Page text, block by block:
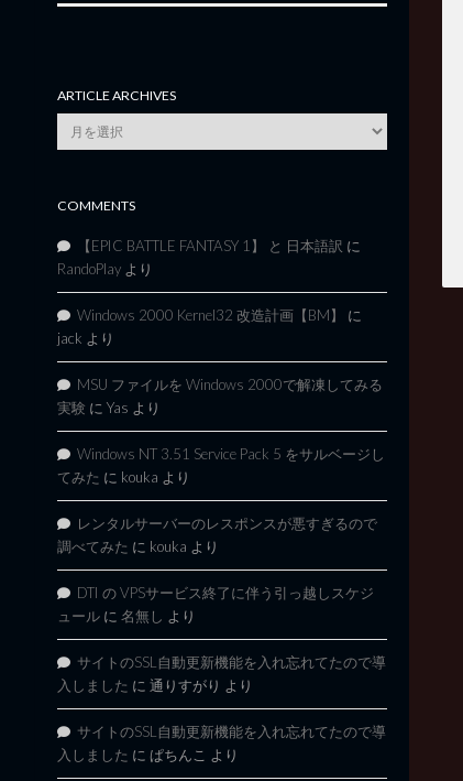
ARTICLE ARCHIVES
Article
Archives
COMMENTS
【EPIC BATTLE FANTASY 1】 と 日本語訳 に
RandoPlay より
Windows 2000 Kernel32 改造計画【BM】
に
jack より
MSU ファイルを Windows 2000で解凍してみる
実験 に Yas より
Windows NT 3.51 Service Pack 5 をサルベージし
てみた に kouka より
レンタルサーバーのレスポンスが悪すぎるので
調べてみた に kouka より
DTI の VPSサービス終了に伴う引っ越しスケジ
ュール に 名無し より
サイトのSSL自動更新機能を入れ忘れてたので導
入しました に 通りすがり より
サイトのSSL自動更新機能を入れ忘れてたので導
入しました に ぱちんこ より